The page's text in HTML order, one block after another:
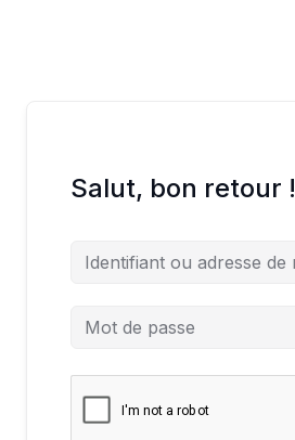
Salut, bon retour !